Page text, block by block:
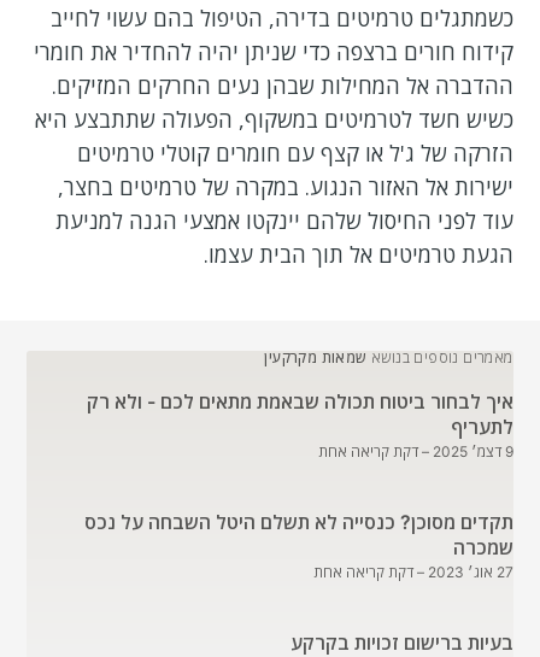
כשמתגלים טרמיטים בדירה, הטיפול בהם עשוי לחייב
קידוח חורים ברצפה כדי שניתן יהיה להחדיר את חומרי
ההדברה אל המחילות שבהן נעים החרקים המזיקים.
כשיש חשד לטרמיטים במשקוף, הפעולה שתתבצע היא
הזרקה של ג'ל או קצף עם חומרים קוטלי טרמיטים
ישירות אל האזור הנגוע. במקרה של טרמיטים בחצר,
עוד לפני החיסול שלהם יינקטו אמצעי הגנה למניעת
הגעת טרמיטים אל תוך הבית עצמו.
מאמרים נוספים בנושא שמאות מקרקעין
איך לבחור ביטוח תכולה שבאמת מתאים לכם - ולא רק
לתעריף
9 דצמ׳ 2025 – דקת קריאה אחת
תקדים מסוכן? כנסייה לא תשלם היטל השבחה על נכס
שמכרה
27 אוג׳ 2023 – דקת קריאה אחת
בעיות ברישום זכויות בקרקע